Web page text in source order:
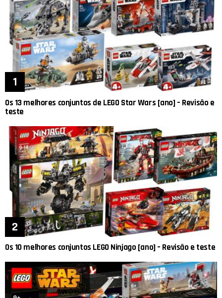
Os 13 melhores conjuntos de LEGO Star Wars [ano] – Revisão e
teste
Os 10 melhores conjuntos LEGO Ninjago [ano] – Revisão e teste